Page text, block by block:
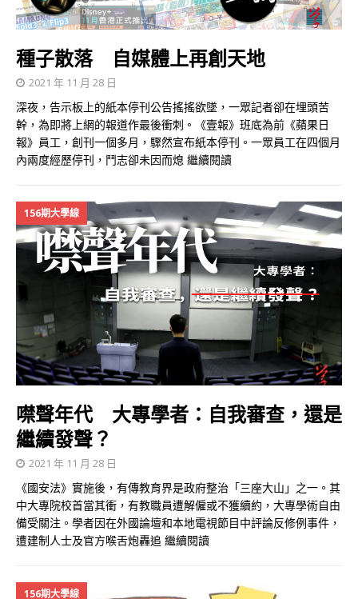
種子散落 自媒體上再創天地
2021 年 11 月 28 日
深夜，告示板上的紙本停刊公告搖搖欲墜，一眾記者卻在埋頭苦
幹，為即將上網的報道作最後衝刺。《壹報》班底為前《蘋果日
報》員工，創刊一個多月，驟然宣布紙本停刊。一眾員工在四個月
內兩度經歷停刊，鬥志卻未因而熄 繼續閱讀
156期大學線
噤聲年代 大專學者：自我審查，還是
繼續發聲？
2021 年 11 月 28 日
《國安法》實施後，有傳教育界是政府整治「三座大山」之一。其
中大專院校首當其衝，有教職員遭解僱或不獲續約，大專學術自由
備受關注。學者因在外國論壇和本地電視節目中評論反修例事件，
遭建制人士及官方喉舌炮轟追 繼續閱讀
156期大學線